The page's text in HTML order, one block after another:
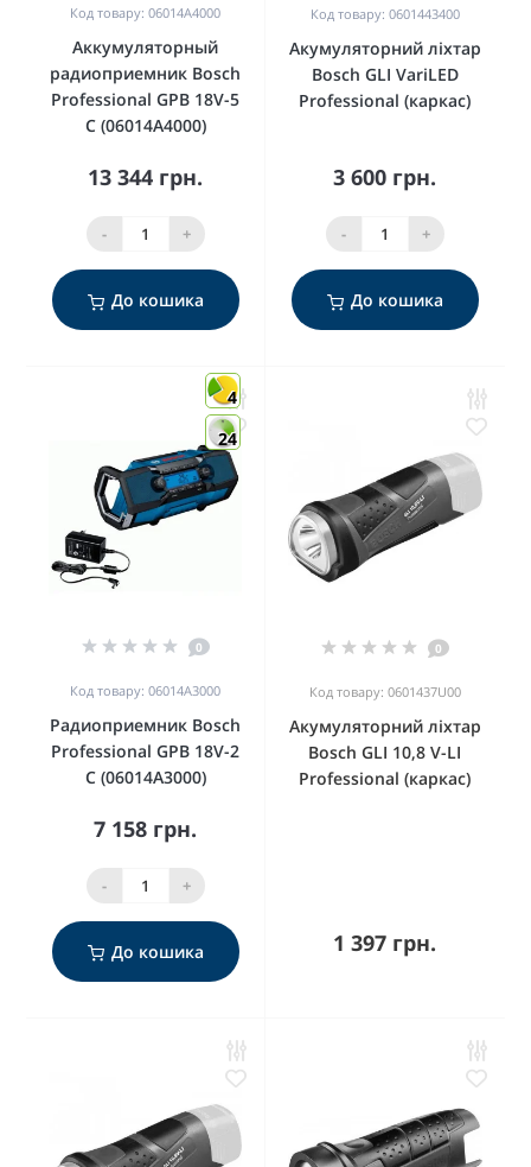
Код товару: 06014A4000
Аккумуляторный
радиоприемник Bosch
Professional GPB 18V-5
C (06014A4000)
13 344 грн.
- +
До кошика
Код товару: 0601443400
Акумуляторний ліхтар
Bosch GLI VariLED
Professional (каркас)
3 600 грн.
- +
До кошика
4
24
0
Код товару: 06014A3000
Радиоприемник Bosch
Professional GPB 18V-2
C (06014A3000)
7 158 грн.
- +
До кошика
0
Код товару: 0601437U00
Акумуляторний ліхтар
Bosch GLI 10,8 V-LI
Professional (каркас)
1 397 грн.